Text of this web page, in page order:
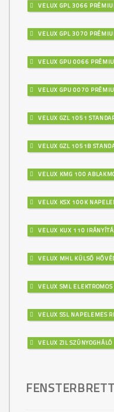
VELUX GPL 3066
VELUX GPL 3070
VELUX GPU 0066
VELUX GPU 0070
VELUX GZL 1051
VELUX GZL 1051B
VELUX KMG 100
VELUX KSX 100K
VELUX KUX 110
VELUX MHL KÜLSŐ
VELUX SML ELEKTROMOS
VELUX SSL NAPELEMES
VELUX ZIL SZÚNYOGHÁLÓ
FENSTERBRETT